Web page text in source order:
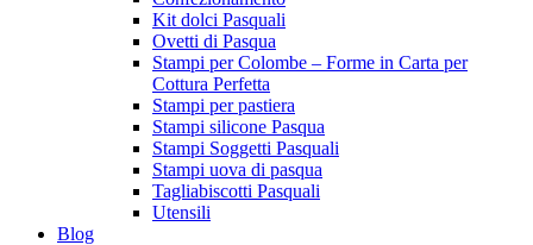
Kit dolci Pasquali
Ovetti di Pasqua
Stampi per Colombe – Forme in Carta per
Cottura Perfetta
Stampi per pastiera
Stampi silicone Pasqua
Stampi Soggetti Pasquali
Stampi uova di pasqua
Tagliabiscotti Pasquali
Utensili
Blog